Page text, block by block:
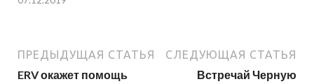
ПРЕДЫДУЩАЯ СТАТЬЯ
ERV окажет помощь
СЛЕДУЮЩАЯ СТАТЬЯ
Встречай Черную